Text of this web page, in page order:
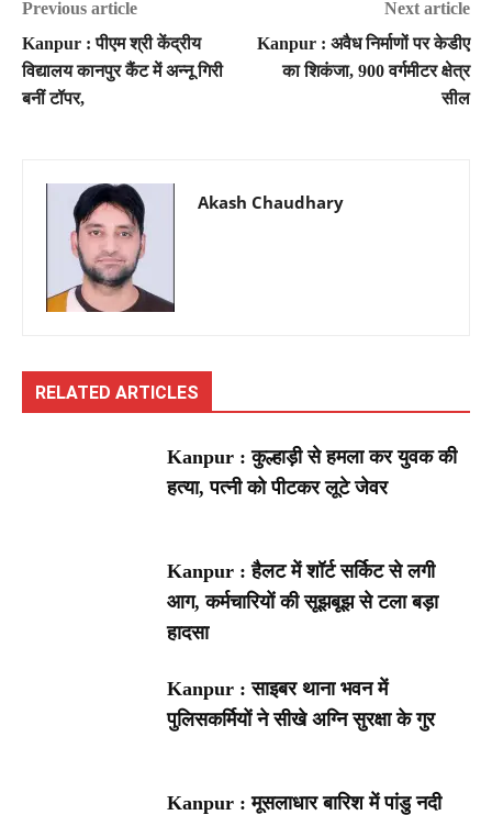
Previous article
Kanpur : पीएम श्री केंद्रीय
विद्यालय कानपुर कैंट में अन्नू गिरी
बनीं टॉपर,
Next article
Kanpur : अवैध निर्माणों पर केडीए
का शिकंजा, 900 वर्गमीटर क्षेत्र
सील
Akash Chaudhary
RELATED ARTICLES
Kanpur : कुल्हाड़ी से हमला कर युवक की
हत्या, पत्नी को पीटकर लूटे जेवर
Kanpur : हैलट में शॉर्ट सर्किट से लगी
आग, कर्मचारियों की सूझबूझ से टला बड़ा
हादसा
Kanpur : साइबर थाना भवन में
पुलिसकर्मियों ने सीखे अग्नि सुरक्षा के गुर
Kanpur : मूसलाधार बारिश में पांडु नदी